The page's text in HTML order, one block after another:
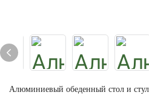
Алюминиевый обеденный стол и